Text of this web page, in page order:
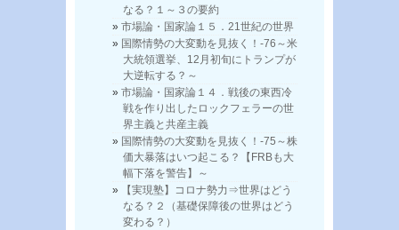
なる？１～３の要約
市場論・国家論１５．21世紀の世界
国際情勢の大変動を見抜く！-76～米
大統領選挙、12月初旬にトランプが
大逆転する？～
市場論・国家論１４．戦後の東西冷
戦を作り出したロックフェラーの世
界主義と共産主義
国際情勢の大変動を見抜く！-75～株
価大暴落はいつ起こる？【FRBも大
幅下落を警告】～
【実現塾】コロナ勢力⇒世界はどう
なる？２（基礎保障後の世界はどう
変わる？）